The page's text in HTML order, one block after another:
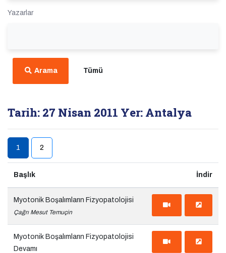
Yazarlar
Arama Tümü
Tarih: 27 Nisan 2011 Yer: Antalya
1
(current)
2
Başlık İndir
Myotonik Boşalımların Fizyopatolojisi
Çağrı Mesut Temuçin
Myotonik Boşalımların Fizyopatolojisi
Devamı